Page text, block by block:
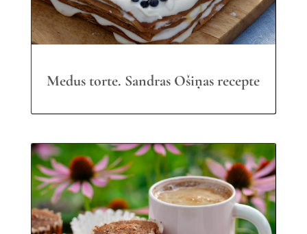
Medus torte. Sandras Ošiņas recepte